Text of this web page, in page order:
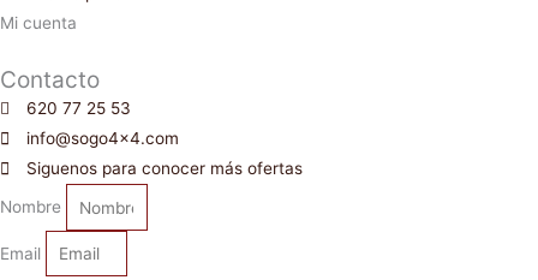
Mi cuenta
Contacto
620 77 25 53
info@sogo4x4.com
Siguenos para conocer más ofertas
Nombre
Email